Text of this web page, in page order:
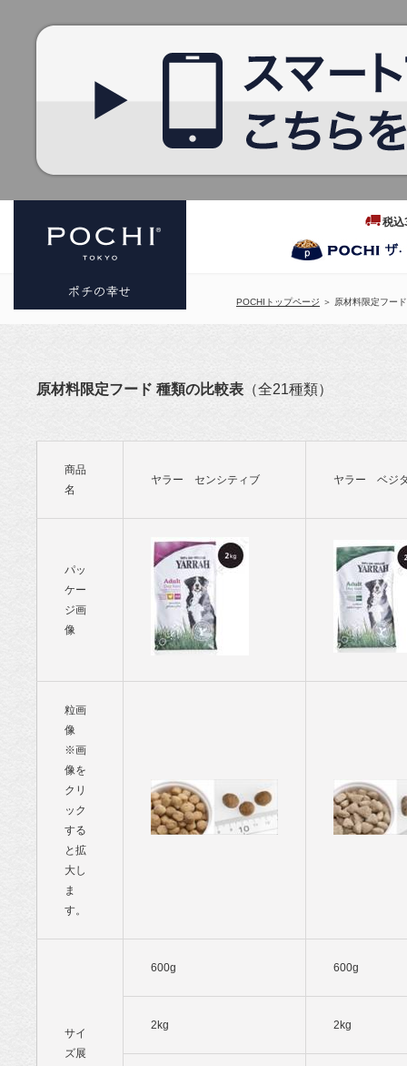
ドッグフー
通販 POCHI
- ポチ公式サ
税込
POCHIトップページ ＞ 原材料限定フー
原材料限定フード 種類の比較表 （全21種類）
商品
名
ヤラー センシティブ ヤラー ベジ
パッ
ケー
ジ画
像
粒画
像
※画
像を
クリ
ック
する
と拡
大し
ま
す。
サイ
ズ展
600g 600g
2kg 2kg